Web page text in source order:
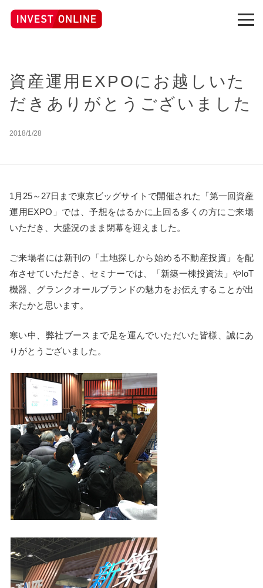
資産運用EXPOにお越しいた
だきありがとうございました
2018/1/28
1月25～27日まで東京ビッグサイトで開催された「第一回資産
運用EXPO」では、予想をはるかに上回る多くの方にご来場
いただき、大盛況のまま閉幕を迎えました。
ご来場者には新刊の「土地探しから始める不動産投資」を配
布させていただき、セミナーでは、「新築一棟投資法」やIoT
機器、グランクオールブランドの魅力をお伝えすることが出
来たかと思います。
寒い中、弊社ブースまで足を運んでいただいた皆様、誠にあ
りがとうございました。